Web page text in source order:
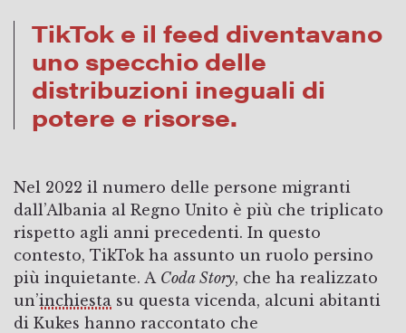
TikTok e il feed diventavano
uno specchio delle
distribuzioni ineguali di
potere e risorse.
Nel 2022 il numero delle persone migranti
dall’Albania al Regno Unito è più che triplicato
rispetto agli anni precedenti. In questo
contesto, TikTok ha assunto un ruolo persino
più inquietante. A Coda Story, che ha realizzato
un’inchiesta su questa vicenda, alcuni abitanti
di Kukes hanno raccontato che